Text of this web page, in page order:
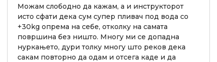
Можам слободно да кажам, а и инструкторот
исто сфати дека сум супер пливач под вода со
+30kg опрема на себе, отколку на самата
површина без ништо. Многу ми се допадна
нуркањето, дури толку многу што реков дека
сакам повторно да одам и отсега каде и да